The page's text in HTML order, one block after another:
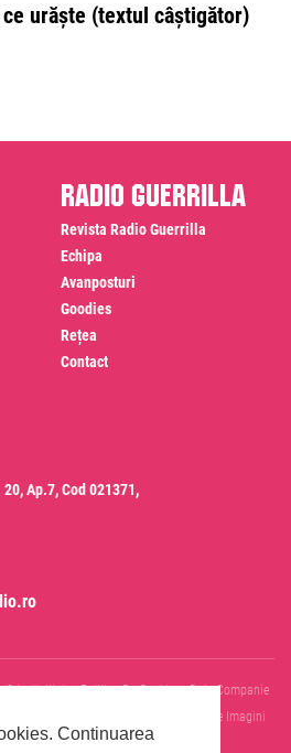
Continuarea
ce urăște (textul câștigător)
Radio Guerrilla
Revista Radio Guerrilla
Echipa
Avanposturi
Goodies
Rețea
Contact
Ap.7, Cod 021371,
Politica De Cookies
Date Companie
Informare Prelucrare Imagini
Cod Deontologic